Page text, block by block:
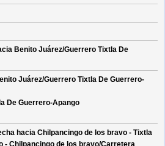
Benito Juárez/Guerrero Tixtla De
Juárez/Guerrero Tixtla De Guerrero-
De Guerrero-Apango
hacia Chilpancingo de los bravo - Tixtla